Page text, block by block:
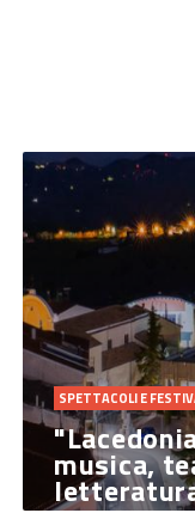
SPETTACOLI E
musica,